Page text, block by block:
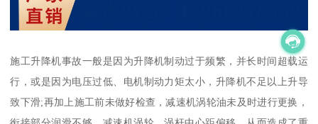
施工升降机事故一般是因为升降机制动过于频繁，并长时间超载运
行，或是因为电压过低、电机制动力矩太小，升降机不足以上升导
致下滑;再加上施工前未做好检查，减速机涡轮油未及时进行更换，